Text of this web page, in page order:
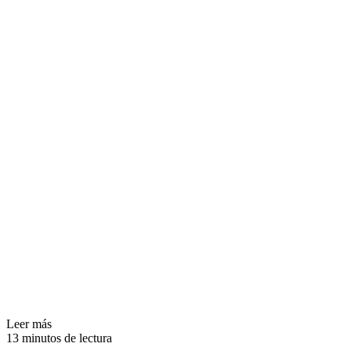
Leer más
13 minutos de lectura